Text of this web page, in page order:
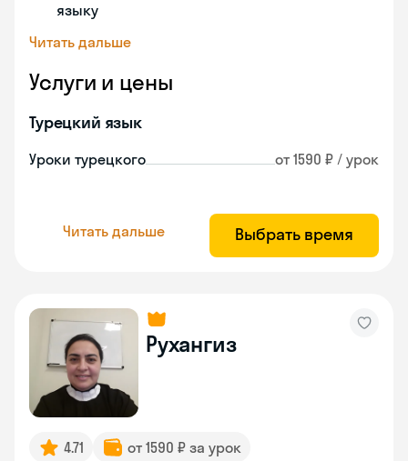
языку
Читать дальше
Услуги и цены
Турецкий язык
Уроки турецкого от 1590 ₽ / урок
Читать дальше Выбрать время
Рухангиз
4.71
от 1590 ₽ за урок